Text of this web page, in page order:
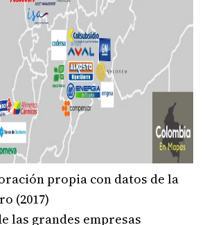
propia con datos de la
(2017)
las grandes empresas